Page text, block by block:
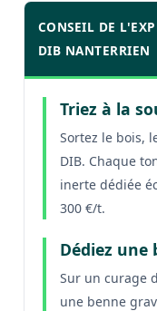
CONSEIL DE
DIB NANTERRIEN
Triez à la
Sortez le bois,
DIB. Chaque
inerte dédiée
300 €/t.
Dédiez une
Sur un curage
une benne